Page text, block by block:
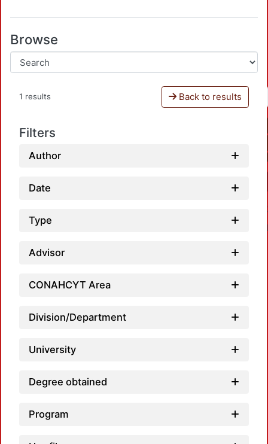
Browse
1 results Back to results
Filters
Author
Date
Type
Advisor
CONAHCYT Area
Division/Department
University
Degree obtained
Program